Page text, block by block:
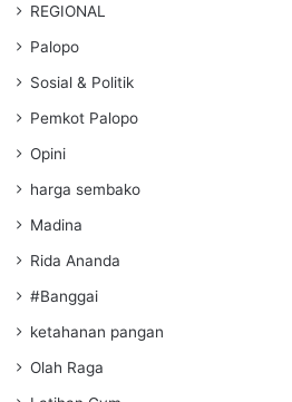
REGIONAL
Palopo
Sosial & Politik
Pemkot Palopo
Opini
harga sembako
Madina
Rida Ananda
#Banggai
ketahanan pangan
Olah Raga